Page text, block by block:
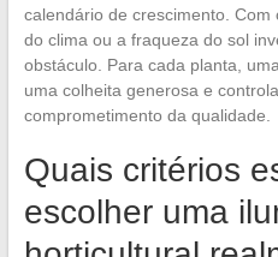
calendário de crescimento.
do clima ou a fraqueza do sol
obstáculo. Para cada planta,
uma colheita generosa e
comprometimento da qualidade.
Quais critérios
escolher uma